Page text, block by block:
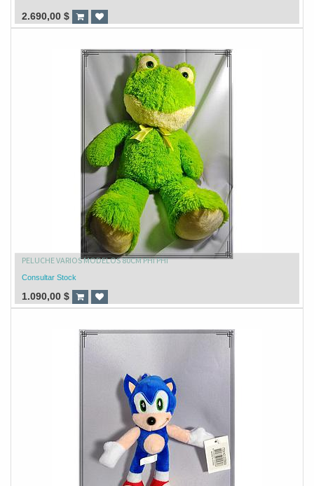
2.690,00 $
PELUCHE VARIOS MODELOS 80CM PHI PHI
Consultar Stock
1.090,00 $